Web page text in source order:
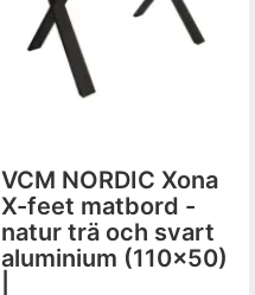
VCM NORDIC Xona
X-feet matbord -
natur trä och svart
aluminium (110x50)